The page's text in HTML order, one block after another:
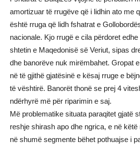
amortizuar të rrugëve që i lidhin ato me
është rruga që lidh fshatrat e
nacionale. Kjo rrugë e cila përdoret
shtetin e Maqedonisë së Veriut, sipas
dhe banorëve nuk mirëmbahet. Gropat
në të gjithë gjatësinë e kësaj rruge e
të vështirë. Banorët thonë se prej 4
ndërhyrë më për riparimin e saj.
Më problematike situata paraqitet gjatë
reshje shirash apo dhe ngrica, e në
në shumë segmente bëhet pothuajse i